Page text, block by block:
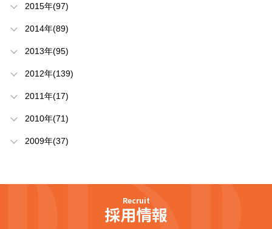
2015年(97)
2014年(89)
2013年(95)
2012年(139)
2011年(17)
2010年(71)
2009年(37)
Recruit
採用情報